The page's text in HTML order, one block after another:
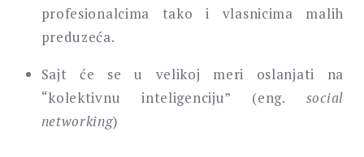
profesionalcima tako i vlasnicima malih
preduzeća.
Sajt će se u velikoj meri oslanjati na
“kolektivnu inteligenciju” (eng. social
networking)